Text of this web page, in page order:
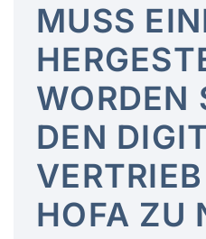
MUSS
WORDEN
DEN
HOFA ZU